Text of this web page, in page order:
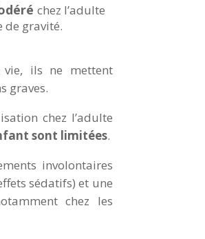
chez l’adulte
de gravité.
vie, ils ne mettent
graves.
chez l’adulte
sont limitées.
involontaires
sédatifs) et une
chez les